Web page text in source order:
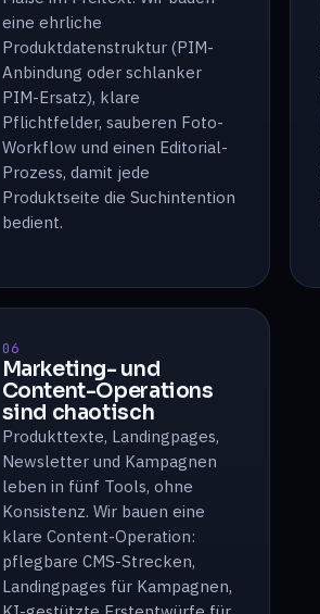
eine ehrliche
Produktdatenstruktur (PIM-
Anbindung oder schlanker
PIM-Ersatz), klare
Pflichtfelder, sauberen Foto-
Workflow und einen Editorial-
Prozess, damit jede
Produktseite die Suchintention
bedient.
06
Marketing- und
Content-Operations
sind chaotisch
Produkttexte, Landingpages,
Newsletter und Kampagnen
leben in fünf Tools, ohne
Konsistenz. Wir bauen eine
klare Content-Operation:
pflegbare CMS-Strecken,
Landingpages für Kampagnen,